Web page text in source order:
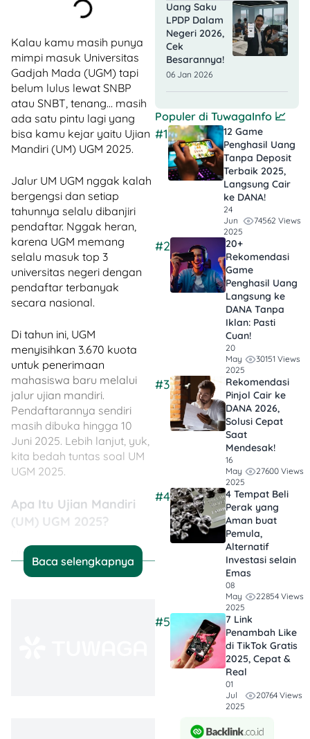
Kalau kamu masih punya
mimpi masuk Universitas
Gadjah Mada (UGM) tapi
belum lulus lewat SNBP
atau SNBT, tenang… masih
ada satu pintu lagi yang
bisa kamu kejar yaitu Ujian
Mandiri (UM) UGM 2025.
Jalur UM UGM nggak kalah
bergengsi dan setiap
tahunnya selalu dibanjiri
pendaftar. Nggak heran,
karena UGM memang
selalu masuk top 3
universitas negeri dengan
pendaftar terbanyak
secara nasional.
Di tahun ini, UGM
menyisihkan 3.670 kuota
untuk penerimaan
mahasiswa baru melalui
jalur ujian mandiri.
Pendaftarannya sendiri
masih dibuka hingga 10
Juni 2025. Lebih lanjut, yuk,
kita bedah tuntas soal UM
UGM 2025.
Apa Itu Ujian Mandiri
(UM) UGM 2025?
UM UGM 2025 adalah jalur
seleksi masuk UGM
Baca selengkapnya
Uang Saku
LPDP Dalam
Negeri 2026,
Cek
Besarannya!
06 Jan 2026
Populer di TuwagaInfo 📈
#1
12 Game
Penghasil Uang
Tanpa Deposit
Terbaik 2025,
Langsung Cair
ke DANA!
24
Jun
2025
74562 Views
#2
20+
Rekomendasi
Game
Penghasil Uang
Langsung ke
DANA Tanpa
Iklan​: Pasti
Cuan!
20
May
2025
30151 Views
#3
Rekomendasi
Pinjol Cair ke
DANA 2026,
Solusi Cepat
Saat
Mendesak!
16
May
2025
27600 Views
#4
4 Tempat Beli
Perak yang
Aman buat
Pemula,
Alternatif
Investasi selain
Emas
08
May
2025
22854 Views
#5
7 Link
Penambah Like
di TikTok Gratis
2025, Cepat &
Real
01
Jul
2025
20764 Views